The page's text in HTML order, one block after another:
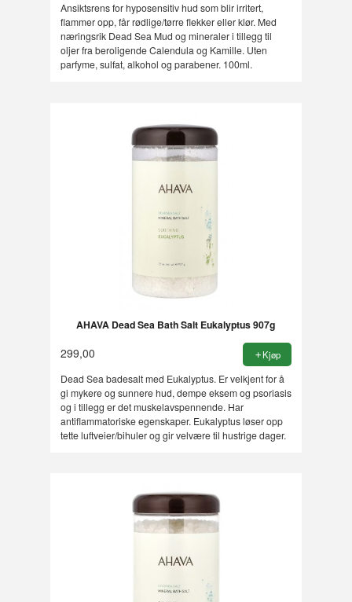
Ansiktsrens for hyposensitiv hud som blir irritert,
flammer opp, får rødlige/tørre flekker eller klør. Med
næringsrik Dead Sea Mud og mineraler i tillegg til
oljer fra beroligende Calendula og Kamille. Uten
parfyme, sulfat, alkohol og parabener. 100ml.
AHAVA Dead Sea Bath Salt Eukalyptus 907g
299,00 Kjøp
Dead Sea badesalt med Eukalyptus. Er velkjent for å
gi mykere og sunnere hud, dempe eksem og psoriasis
og i tillegg er det muskelavspennende. Har
antiflammatoriske egenskaper. Eukalyptus løser opp
tette luftveier/bihuler og gir velvære til hustrige dager.